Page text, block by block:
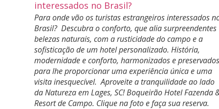
Para onde vão os turistas estrangeiros interessados
Brasil? Descubra o conforto, que alia surpreendentes
belezas naturais, com a rusticidade do campo e a
sofisticação de um hotel personalizado. História,
modernidade e conforto, harmonizados e preservados
para lhe proporcionar uma experiência única e uma
visita inesquecível. Aproveite a tranquilidade ao lado
da Natureza em Lages, SC! Boqueirão Hotel Fazenda
Resort de Campo. Clique na foto e faça sua reserva.